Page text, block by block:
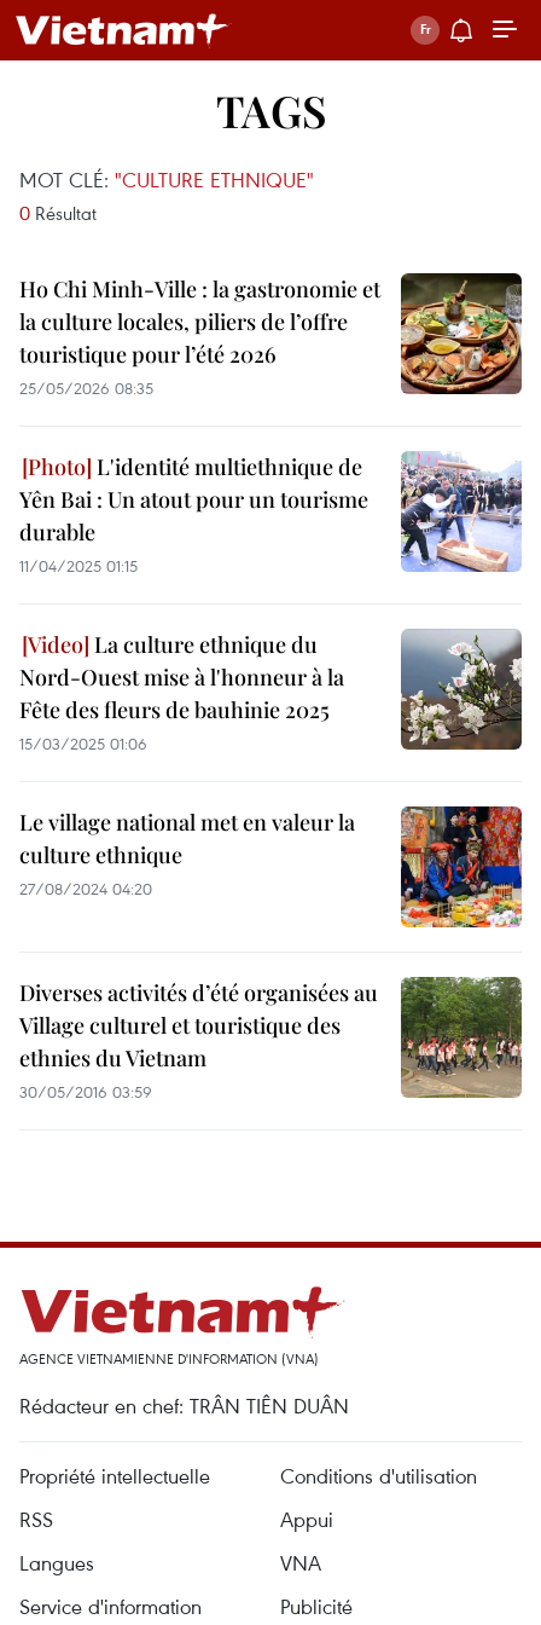
TAGS
MOT CLÉ: "CULTURE ETHNIQUE"
0 Résultat
Ho Chi Minh-Ville : la gastronomie et
la culture locales, piliers de l’offre
touristique pour l’été 2026
25/05/2026 08:35
L'identité multiethnique de
Yên Bai : Un atout pour un tourisme
durable
11/04/2025 01:15
La culture ethnique du
Nord-Ouest mise à l'honneur à la
Fête des fleurs de bauhinie 2025
15/03/2025 01:06
Le village national met en valeur la
culture ethnique
27/08/2024 04:20
Diverses activités d’été organisées au
Village culturel et touristique des
ethnies du Vietnam
30/05/2016 03:59
AGENCE VIETNAMIENNE D'INFORMATION (VNA)
Rédacteur en chef: TRÂN TIÊN DUÂN
Propriété intellectuelle
Conditions d'utilisation
RSS
Appui
Langues
VNA
Service d'information
Publicité